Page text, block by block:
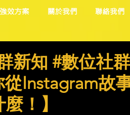
強效方案 關於我們 聯絡我們
新知 #數位社
Instagram故
！】